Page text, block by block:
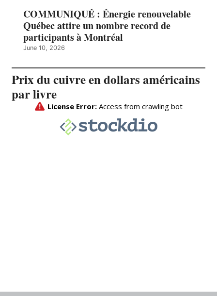
COMMUNIQUÉ : Énergie renouvelable
Québec attire un nombre record de
participants à Montréal
June 10, 2026
Prix du cuivre en dollars américains
par livre